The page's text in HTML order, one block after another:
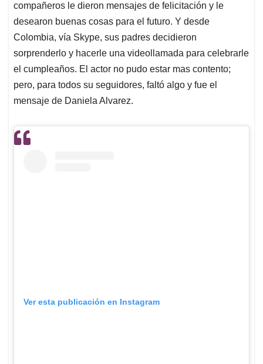
compañeros le dieron mensajes de felicitación y le
desearon buenas cosas para el futuro. Y desde
Colombia, vía Skype, sus padres decidieron
sorprenderlo y hacerle una videollamada para celebrarle
el cumpleaños. El actor no pudo estar mas contento;
pero, para todos su seguidores, faltó algo y fue el
mensaje de Daniela Alvarez.
Ver esta publicación en Instagram